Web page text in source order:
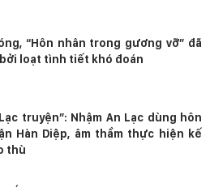
“Hôn nhân trong gương vỡ” đã
bởi loạt tình tiết khó đoán
truyện”: Nhậm An Lạc dùng hôn
Hàn Diệp, âm thầm thực hiện kế
thù